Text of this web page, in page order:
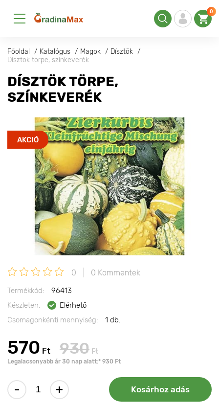
0
Főoldal Katalógus Magok
Dísztök
Dísztök törpe, színkeverék
DÍSZTÖK TÖRPE,
SZÍNKEVERÉK
AKCIÓ
0 0 Kommentek
Termékkód:
96413
Készleten:
Elérhető
Csomagonkénti mennyiség:
1 db.
570 Ft 930 Ft
Legalacsonyabb ár 30 nap alatt:* 930 Ft
- + Kosárhoz adás